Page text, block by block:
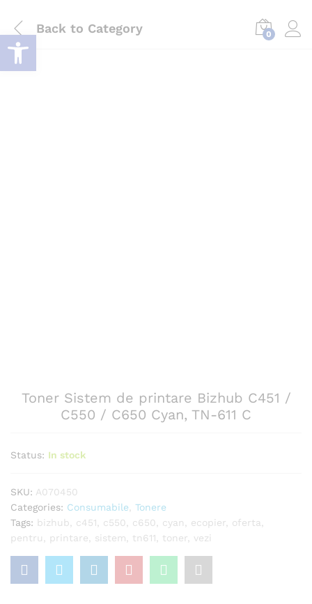
Back to Category 0
Toner Sistem de printare Bizhub C451 /
C550 / C650 Cyan, TN-611 C
Status: In stock
SKU: A070450
Categories: Consumabile
Tonere
Tags: bizhub c451 c550 c650 cyan ecopier oferta
pentru
printare sistem tn611 toner vezi
Deschide bara de unelte